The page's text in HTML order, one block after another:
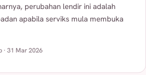
perubahan lendir ini adalah
apabila serviks mula membuka
· 31 Mar 2026